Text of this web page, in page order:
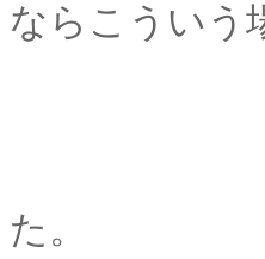
ならこういう
ゆく剣
しかし薫
た。